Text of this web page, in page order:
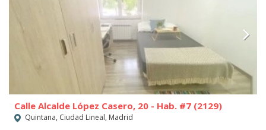
Calle Alcalde López Casero, 20 - Hab. #7 (2129)
Quintana, Ciudad Lineal, Madrid